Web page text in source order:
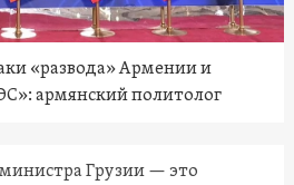
«развода» Армении и
армянский политолог
Грузии — это